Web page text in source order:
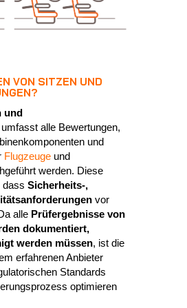
VON SITZEN UND
und
umfasst alle Bewertungen,
und
Flugzeuge und
werden. Diese
dass Sicherheits-,
vor
alle Prüfergebnisse von
dokumentiert,
werden müssen, ist die
erfahrenen Anbieter
Standards
optimieren